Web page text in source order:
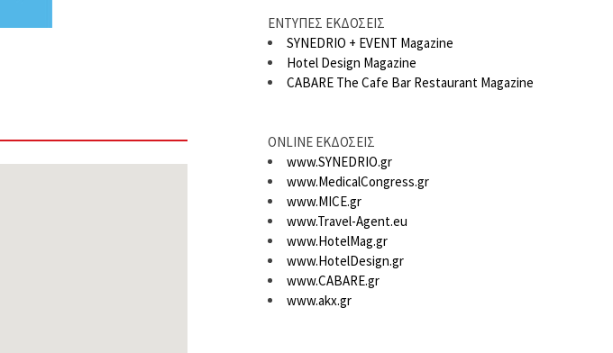
ΕΝΤΥΠΕΣ ΕΚΔΟΣΕΙΣ
SYNEDRIO + EVENT Magazine
Hotel Design Magazine
CABARE The Cafe Bar Restaurant Magazine
ONLINE ΕΚΔΟΣΕΙΣ
www.SYNEDRIO.gr
www.MedicalCongress.gr
www.MICE.gr
www.Travel-Agent.eu
www.HotelMag.gr
www.HotelDesign.gr
www.CABARE.gr
www.akx.gr